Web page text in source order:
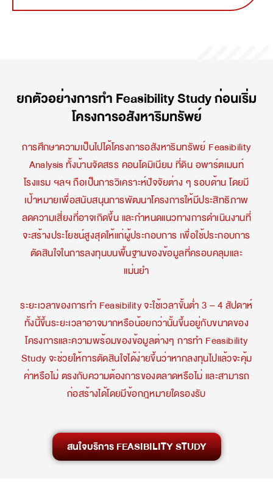
ยกตัวอย่างการทำ Feasibility Study ก่อนเริ่ม
โครงการอสังหาริมทรัพย์
การศึกษาความเป็นไปได้โครงการอสังหาริมทรัพย์ Feasibility
Analysis ทั้งบ้านจัดสรร คอนโดมิเนียม ที่ดิน อพาร์ตเมนท์
โรงแรม ฯลฯ ถือเป็นการวิเคราะห์ปัจจัยต่าง ๆ รอบด้าน โดยมี
เป้าหมายเพื่อสนับสนุนการพัฒนาโครงการให้มีประสิทธิภาพ
ลดความเสี่ยงที่อาจเกิดขึ้น และกำหนดแนวทางการดำเนินงานที่
จะสร้างประโยชน์สูงสุดให้แก่ผู้ประกอบการ เพื่อใช้ประกอบการ
ตัดสินใจในการลงทุนบนพื้นฐานของข้อมูลที่ครอบคลุมและ
แม่นยำ
ระยะเวลาของการทำ Feasibility จะใช้เวลาขั้นต่ำ 3 – 4 สัปดาห์
ทั้งนี้ขึ้นระยะเวลาอาจมากหรือน้อยกว่านั้นขึ้นอยู่กับขนาดของ
โครงการและความพร้อมของข้อมูลต่างๆ การทำ Feasibility
Study จะช่วยให้การตัดสินใจได้ง่ายขึ้นว่าหากลงทุนไปแล้วจะคุ้ม
ค่าหรือไม่ ตรงกับความต้องการของตลาดหรือไม่ และสามารถ
ก่อสร้างได้โดยมีข้อกฎหมายใดรองรับ
สนใจบริการ FEASIBILITY STUDY